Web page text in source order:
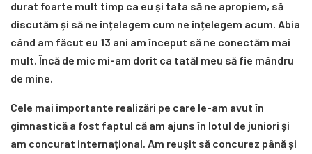
durat foarte mult timp ca eu și tata să ne apropiem, să
discutăm și să ne înțelegem cum ne înțelegem acum. Abia
când am făcut eu 13 ani am început să ne conectăm mai
mult. Încă de mic mi-am dorit ca tatăl meu să fie mândru
de mine.
Cele mai importante realizări pe care le-am avut în
gimnastică a fost faptul că am ajuns în lotul de juniori și
am concurat internațional. Am reușit să concurez până și